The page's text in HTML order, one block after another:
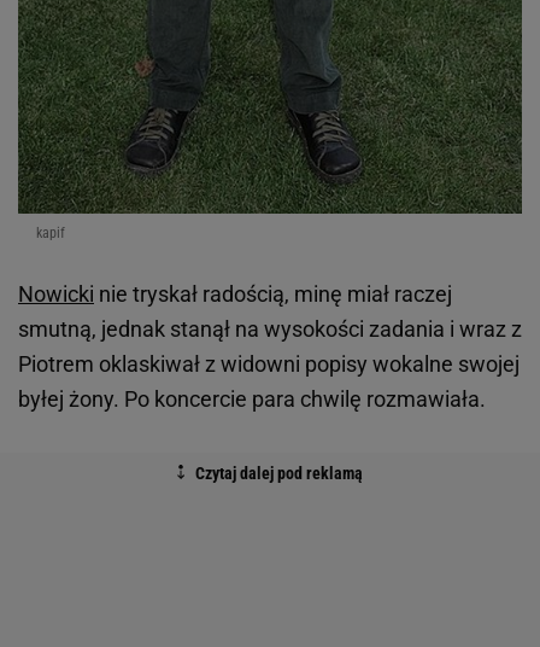
kapif
Nowicki nie tryskał radością, minę miał raczej
smutną, jednak stanął na wysokości zadania i wraz z
Piotrem oklaskiwał z widowni popisy wokalne swojej
byłej żony. Po koncercie para chwilę rozmawiała.